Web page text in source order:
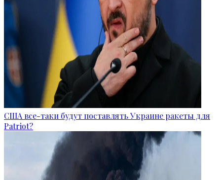
США все-таки будут поставлять Украине ракеты для
Patriot?